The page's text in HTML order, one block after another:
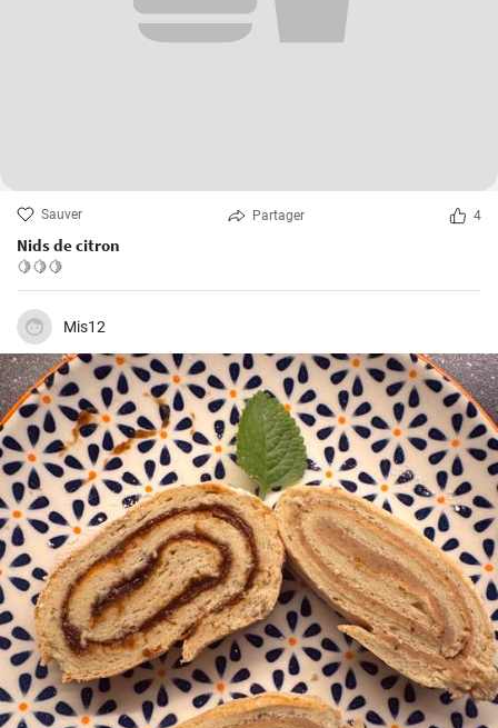
Sauver Partager 4
Nids de citron
🍋🍋🍋
Mis12